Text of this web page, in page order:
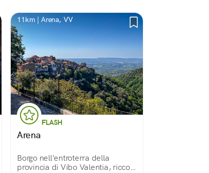
11km | Arena, VV
FLASH
Arena
Borgo nell'entroterra della
provincia di Vibo Valentia, ricco